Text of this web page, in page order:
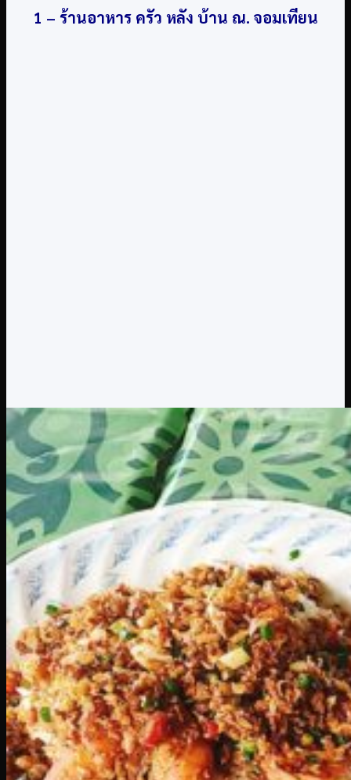
1 – ร้านอาหาร ครัว หลัง บ้าน ณ. จอมเทียน